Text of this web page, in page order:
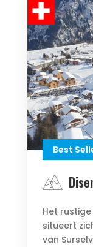
Best
Het
situeert
van